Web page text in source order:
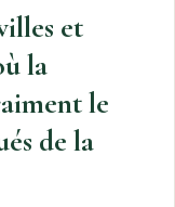
et
la
le
de la